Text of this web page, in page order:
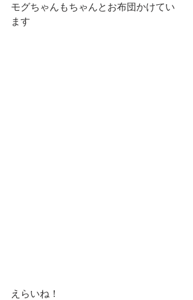
モグちゃんもちゃんとお布団かけてい
ます
えらいね！